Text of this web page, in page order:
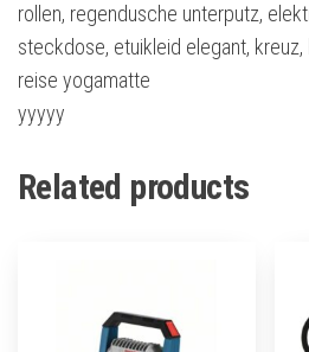
rollen, regendusche unterputz,
steckdose, etuikleid elegant,
reise yogamatte
yyyyy
Related products